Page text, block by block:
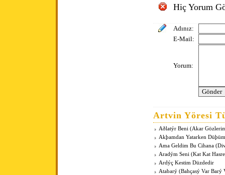
Hiç Yorum
Adınız:
E-Mail:
Yorum:
Artvin Yöresi
Aðlatýr Beni (Akar
Akþamdan Yatarken
Ama Geldim Bu Cihana
Aradým Seni (Kat Kat
Ardýç Kestim Düzdedir
Atabarý (Bahçasý Var Barý